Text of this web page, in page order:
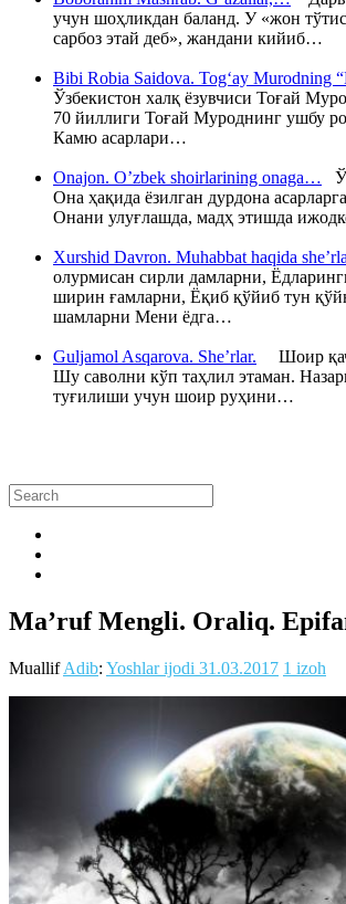
учун шоҳликдан баланд. У «жон
сарбоз этай деб», жандани кийиб…
Bibi Robia Saidova. Tog‘ay Murodning
Ўзбекистон халқ ёзувчиси Тоғай
70 йиллиги Тоғай Муроднинг ушбу
Камю асарлари…
Onajon. O’zbek shoirlarining onaga…
Она ҳақида ёзилган дурдона
Онани улуғлашда, мадҳ этишда
Xurshid Davron. Muhabbat haqida
олурмисан сирли дамларни,
ширин ғамларни, Ёқиб қўйиб тун
шамларни Мени ёдга…
Guljamol Asqarova. She’rlar. Шоир
Шу саволни кўп таҳлил этаман.
туғилиши учун шоир руҳини…
Ma’ruf Mengli. Oraliq.
MuallifAdib: Yoshlar ijodi 31.03.2017 1 izoh